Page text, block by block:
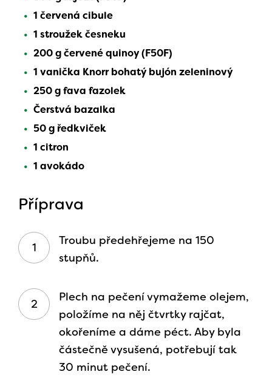
1 červená cibule
1 stroužek česneku
200 g červené quinoy (F50F)
1 vanička Knorr bohatý bujón zeleninový
250 g fava fazolek
Čerstvá bazalka
50 g ředkviček
1 citron
1 avokádo
Příprava
Troubu předehřejeme na 150
stupňů.
Plech na pečení vymažeme olejem,
položíme na něj čtvrtky rajčat,
okořeníme a dáme péct. Aby byla
částečně vysušená, potřebují tak
30 minut pečení.